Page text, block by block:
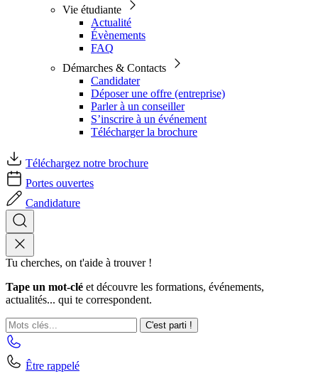
Vie étudiante
Actualité
Évènements
FAQ
Démarches & Contacts
Candidater
Déposer une offre (entreprise)
Parler à un conseiller
S’inscrire à un événement
Télécharger la brochure
Téléchargez notre brochure
Portes ouvertes
Candidature
Tu cherches, on t'aide à trouver !
Tape un mot-clé et découvre les formations, événements,
actualités... qui te correspondent.
C'est parti !
Être rappelé